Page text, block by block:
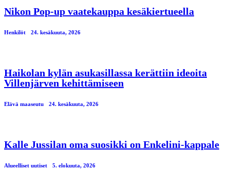
Nikon Pop-up vaatekauppa kesäkiertueella
Henkilöt 24. kesäkuuta, 2026
Haikolan kylän asukasillassa kerättiin ideoita
Villenjärven kehittämiseen
Elävä maaseutu 24. kesäkuuta, 2026
Kalle Jussilan oma suosikki on Enkelini-kappale
Alueelliset uutiset 5. elokuuta, 2026